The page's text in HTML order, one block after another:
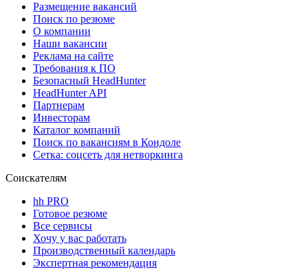
Размещение вакансий
Поиск по резюме
О компании
Наши вакансии
Реклама на сайте
Требования к ПО
Безопасный HeadHunter
HeadHunter API
Партнерам
Инвесторам
Каталог компаний
Поиск по вакансиям в Кондоле
Сетка: соцсеть для нетворкинга
Соискателям
hh PRO
Готовое резюме
Все сервисы
Хочу у вас работать
Производственный календарь
Экспертная рекомендация